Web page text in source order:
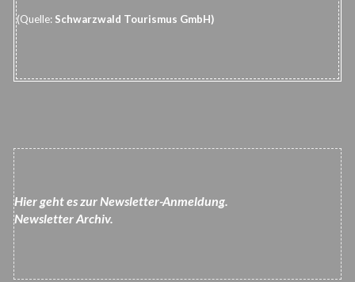
(Quelle: Schwarzwald Tourismus GmbH)
Hier geht es zur Newsletter-Anmeldung.
Newsletter Archiv.